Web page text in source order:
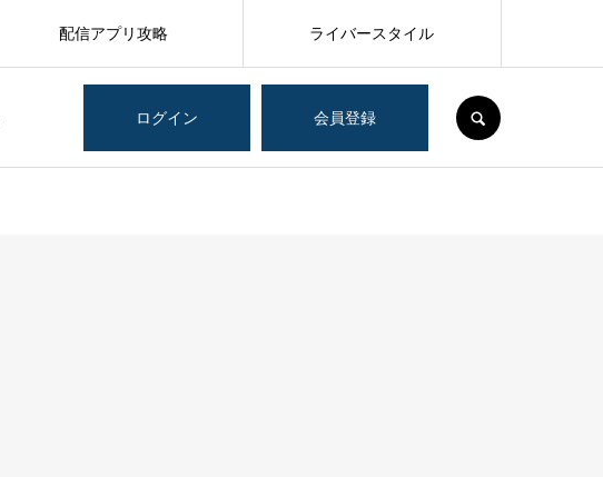
ログイン 会員登録
配信アプリ攻略 ライバースタイル